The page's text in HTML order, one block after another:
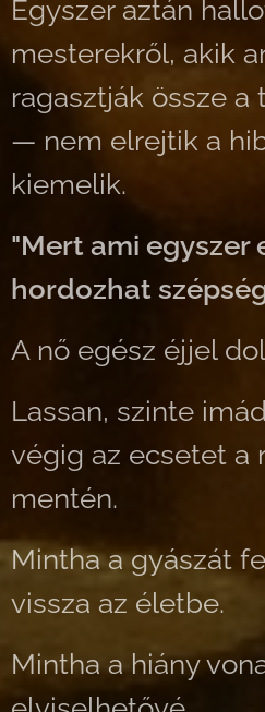
Egyszer aztán
mesterekről, akik
ragasztják össze
— nem elrejtik a
kiemelik.
"Mert ami
hordozhat
A nő egész éjjel
Lassan, szinte
végig az ecsetet a
mentén.
Mintha a gyászát
vissza az életbe.
Mintha a hiány